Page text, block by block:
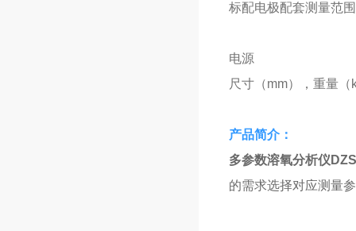
标配电极配套测量范围
电源
尺寸（mm），重量（
产品简介：
多参数溶氧分析仪
的需求选择对应测量